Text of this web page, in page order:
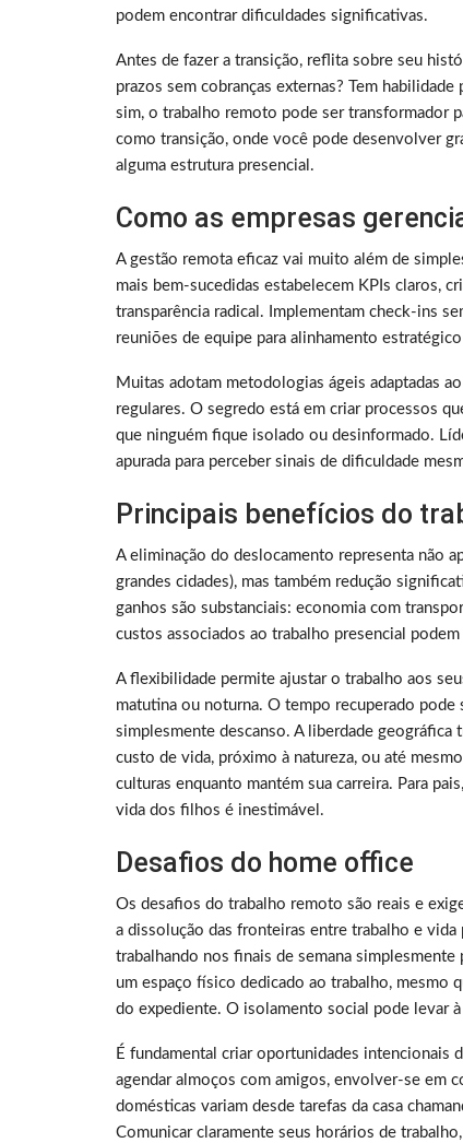
podem encontrar dificuldades significativas.
Antes de fazer a transição, reflita sobre seu
prazos sem cobranças externas? Tem
sim, o trabalho remoto pode ser transformador
como transição, onde você pode desenvolver
alguma estrutura presencial.
Como as empresas
A gestão remota eficaz vai muito além de
mais bem-sucedidas estabelecem KPIs claros,
transparência radical. Implementam check-ins
reuniões de equipe para alinhamento
Muitas adotam metodologias ágeis adaptadas
regulares. O segredo está em criar processos
que ninguém fique isolado ou desinformado.
apurada para perceber sinais de dificuldade
Principais benefícios do
A eliminação do deslocamento representa não
grandes cidades), mas também redução
ganhos são substanciais: economia com
custos associados ao trabalho presencial
A flexibilidade permite ajustar o trabalho aos
matutina ou noturna. O tempo recuperado
simplesmente descanso. A liberdade
custo de vida, próximo à natureza, ou até
culturas enquanto mantém sua carreira. Para
vida dos filhos é inestimável.
Desafios do home office
Os desafios do trabalho remoto são reais e
a dissolução das fronteiras entre trabalho e
trabalhando nos finais de semana
um espaço físico dedicado ao trabalho, mesmo
do expediente. O isolamento social pode levar
É fundamental criar oportunidades intencionais
agendar almoços com amigos, envolver-se em
domésticas variam desde tarefas da casa
Comunicar claramente seus horários de